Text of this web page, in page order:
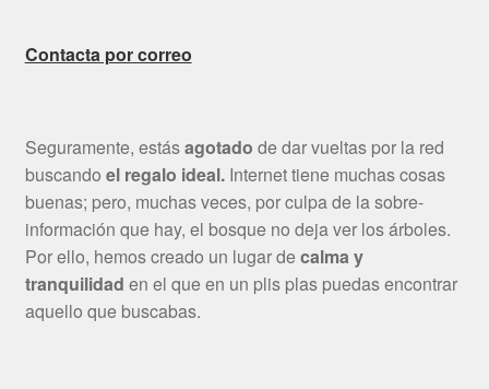
Contacta por correo
Seguramente, estásagotado de dar vueltas por la red
buscando el regalo ideal.Internet tiene muchas cosas
buenas; pero, muchas veces, por culpa de la sobre-
información que hay, el bosque no deja ver los árboles.
Por ello, hemos creado un lugar decalma y
tranquilidad en el que en un plis plas puedas encontrar
aquello que buscabas.